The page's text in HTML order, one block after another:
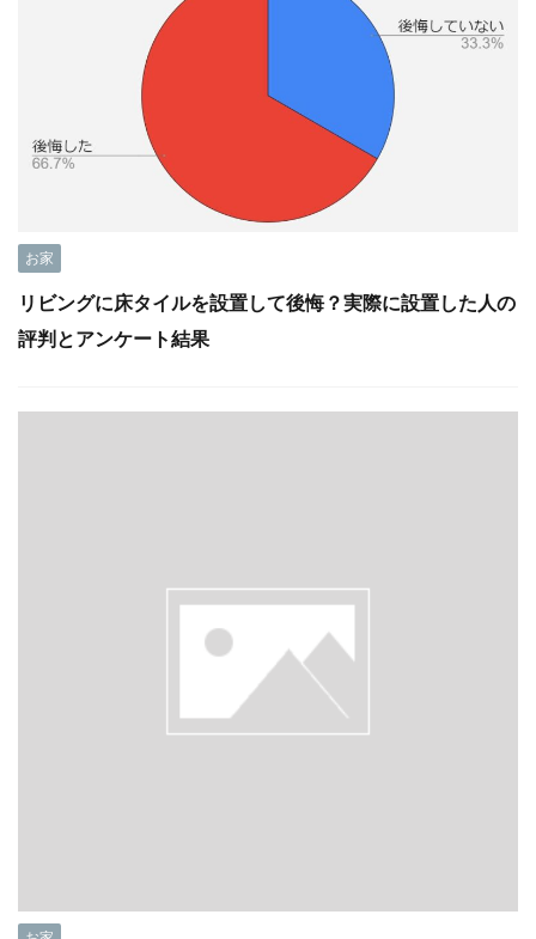
お家
リビングに床タイルを設置して後悔？実際に設置した人の
評判とアンケート結果